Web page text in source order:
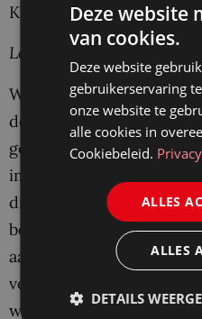
Klik op “solliciteren” en
Let op: Geen
We vinden het belangrijk
dezelfde manier te
geen ‘traditionele’
in jouw brief antwoord
die je hieronder vindt.
bepalen wij of jouw
aansluiten bij de functie.
voor, want dit is samen
we je in deze ronde op
Deze website
van cookies.
Deze website
gebruikerservaring
onze website te
alle cookies in
Cookiebeleid.
ALLES
ALLES
DETAILS